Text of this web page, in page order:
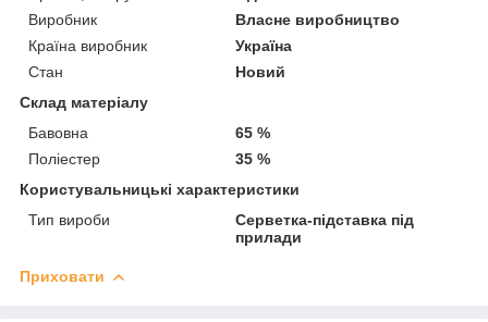
Виробник
Власне виробництво
Країна виробник
Україна
Стан
Новий
Склад матеріалу
Бавовна
65 %
Поліестер
35 %
Користувальницькі характеристики
Тип вироби
Серветка-підставка під
прилади
Приховати